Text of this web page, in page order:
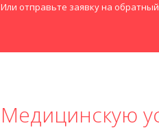
Или отправьте заявку на
Медицинскую